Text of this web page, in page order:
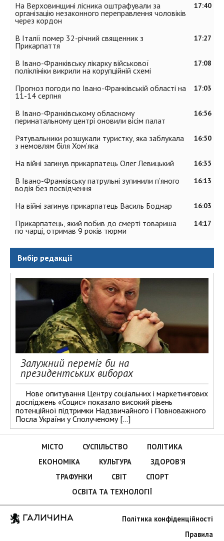
17:40
На Верховинщині лісника оштрафували за
організацію незаконного переправлення чоловіків
через кордон
17:27
В Італії помер 32-річний священник з
Прикарпаття
17:08
В Івано-Франківську лікарку військової
поліклініки викрили на корупційній схемі
17:03
Прогноз погоди по Івано-Франківській області на
11-14 серпня
16:56
В Івано-Франківському обласному
перинатальному центрі оновили вісім палат
16:50
Рятувальники розшукали туристку, яка заблукала
з немовлям біля Хом’яка
16:35
На війні загинув прикарпатець Олег Левицький
16:13
В Івано-Франківську патрульні зупинили п’яного
водія без посвідчення
16:03
На війні загинув прикарпатець Василь Боднар
14:17
Прикарпатець, який побив до смерті товариша
по чарці, отримав 9 років тюрми
Вибір редакції
Залужний переміг би на
президентських виборах
Нове опитування Центру соціальних і маркетингових
досліджень «Социс» показало високий рівень
потенційної підтримки Надзвичайного і Повноважного
Посла України у Сполученому […]
МІСТО СУСПІЛЬСТВО
ПОЛІТИКА
ЕКОНОМІКА
КУЛЬТУРА
ЗДОРОВ’Я
ТРАФУНКИ
СВІТ
СПОРТ
ОСВІТА ТА ТЕХНОЛОГІЇ
ГАЛИЧИНА
Політика конфіденційності
Правила